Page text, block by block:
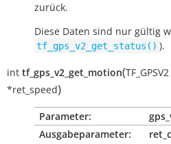
zurück.
Diese Daten sind nur gültig
tf_gps_v2_get_status() ).
int tf_gps_v2_get_motion(TF_GPSV2
*ret_speed)
Parameter:
Ausgabeparameter: